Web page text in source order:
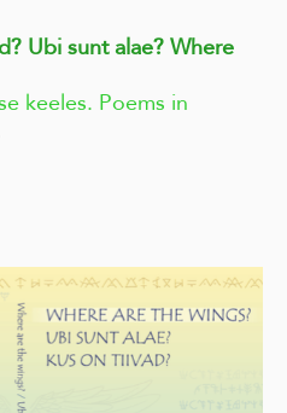
Ubi sunt alae? Where
keeles. Poems in